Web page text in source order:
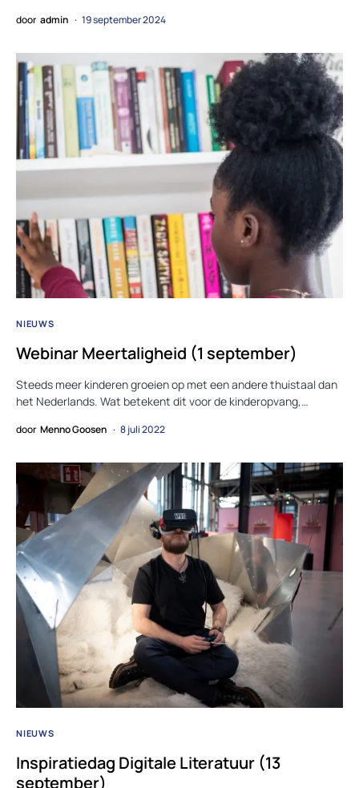
door admin 19 september 2024
NIEUWS
Webinar Meertaligheid (1 september)
Steeds meer kinderen groeien op met een andere thuistaal dan
het Nederlands. Wat betekent dit voor de kinderopvang,…
door Menno Goosen 8 juli 2022
NIEUWS
Inspiratiedag Digitale Literatuur (13
september)